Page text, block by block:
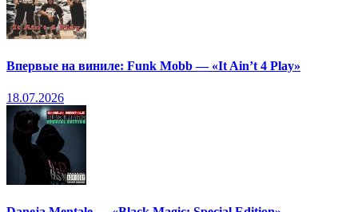
Впервые на виниле: Funk Mobb — «It Ain’t 4 Play»
18.07.2026